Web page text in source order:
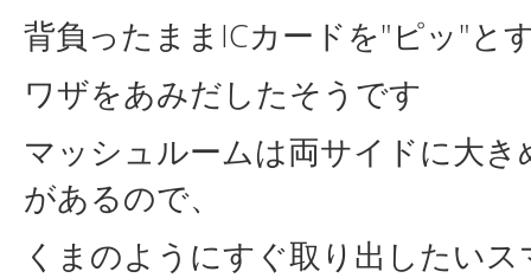
背負ったままICカードを"ピッ"と
ワザをあみだしたそうです
マッシュルームは両サイドに大
があるので、
くまのようにすぐ取り出したいス